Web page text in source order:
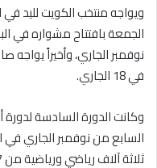
ويواجه منتخب الكويت لليد في
نوفمبر الجاري، وأخيراً
في 18 الجاري.
وكانت الدورة السادسة
ثلاثة آلاف رياضي ورياضية من 57 دولة إسلامية.